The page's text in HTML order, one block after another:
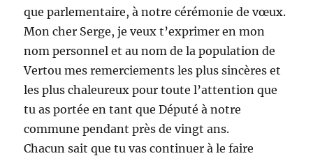
que parlementaire, à notre cérémonie de vœux.
Mon cher Serge, je veux t’exprimer en mon
nom personnel et au nom de la population de
Vertou mes remerciements les plus sincères et
les plus chaleureux pour toute l’attention que
tu as portée en tant que Député à notre
commune pendant près de vingt ans.
Chacun sait que tu vas continuer à le faire